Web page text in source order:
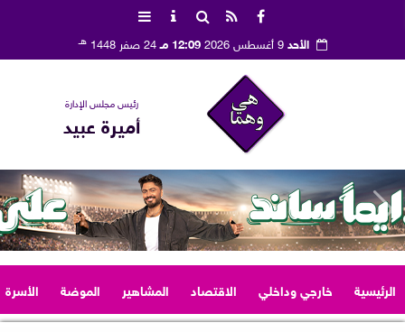
الأحد9 أغسطس 2026 12:09 مـ 24 صفر 1448 هـ
رئيس مجلس الإدارة
أميرة عبيد
الرئيسية خارجي وداخلي الاقتصاد المشاهير الموضة الأسرة